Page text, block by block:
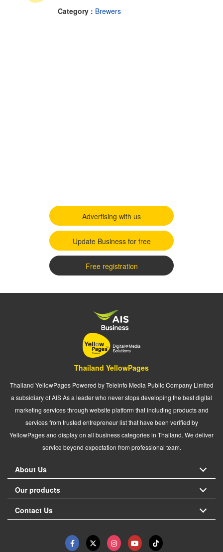
Category : Brewers
Advertising with us
Update Business for free
Free registration
Thailand YellowPages
Thailand YellowPages Powered by Teleinfo Media Public Company Limited
a subsidiary of AIS As a leader who never stops developing the best digital
marketing services through website platform that including products and
services from trusted entrepreneur list that have been verified by
YellowPages and display on all business categories in Thailand. We deliver
service beyond expectation from professional team.
About Us
Our products
Contact Us